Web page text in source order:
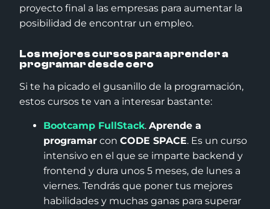
proyecto final a las empresas para aumentar la
posibilidad de encontrar un empleo.
Los mejores cursos para aprender a
programar desde cero
Si te ha picado el gusanillo de la programación,
estos cursos te van a interesar bastante:
Bootcamp FullStack.Aprende a
programar conCODE SPACE. Es un curso
intensivo en el que se imparte backend y
frontend y dura unos 5 meses, de lunes a
viernes. Tendrás que poner tus mejores
habilidades y muchas ganas para superar